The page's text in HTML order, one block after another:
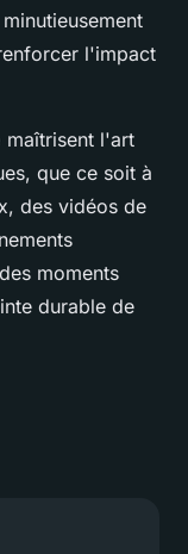
l'impact
maîtrisent l'art
que ce soit à
des vidéos de
moments
durable de